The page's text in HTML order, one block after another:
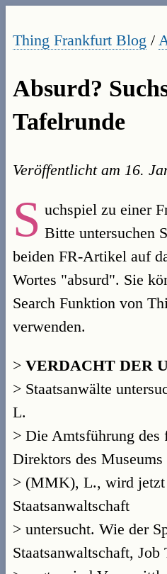
Thing Frankfurt Blog /
Absurd?
Tafelrunde
Veröffentlicht am 16.
S uchspiel zu einer
Bitte untersuchen
beiden FR-Artikel auf
Wortes "absurd". Sie
Search Funktion von
verwenden.
> VERDACHT DER
> Staatsanwälte
L.
> Die Amtsführung des
Direktors des
> (MMK), L., wird jetzt
Staatsanwaltschaft
> untersucht. Wie der
Staatsanwaltschaft, Job